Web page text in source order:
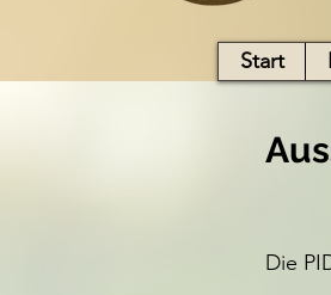
Start
Die